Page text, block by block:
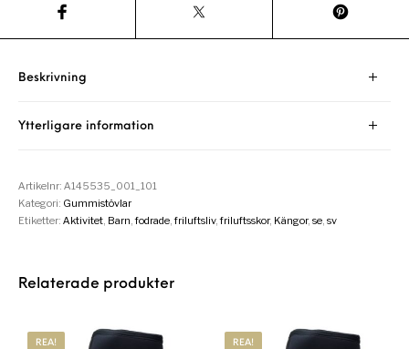
Beskrivning
Ytterligare information
Artikelnr:A145535_001_101
Kategori: Gummistövlar
Etiketter:Aktivitet Barn ,fodrade ,friluftsliv,friluftsskor, Kängor,se ,sv
Relaterade produkter
REA! REA!